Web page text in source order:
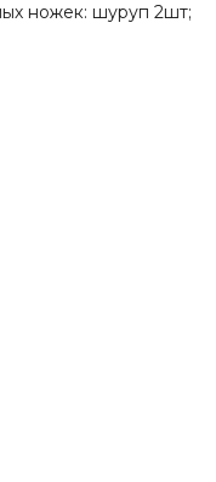
ножек: шуруп 2шт;